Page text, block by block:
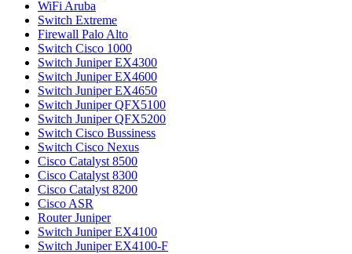
WiFi Aruba
Switch Extreme
Firewall Palo Alto
Switch Cisco 1000
Switch Juniper EX4300
Switch Juniper EX4600
Switch Juniper EX4650
Switch Juniper QFX5100
Switch Juniper QFX5200
Switch Cisco Bussiness
Switch Cisco Nexus
Cisco Catalyst 8500
Cisco Catalyst 8300
Cisco Catalyst 8200
Cisco ASR
Router Juniper
Switch Juniper EX4100
Switch Juniper EX4100-F